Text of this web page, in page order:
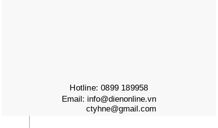
Hotline:0899 189958
Email: info@dienonline.vn
ctyhne@gmail.com